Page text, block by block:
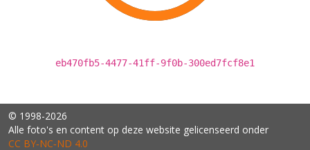
eb470fb5-4477-41ff-9f0b-300ed7fcf8e1
© 1998-2026
Alle foto's en content op deze website gelicenseerd onder
CC BY‑NC‑ND 4.0